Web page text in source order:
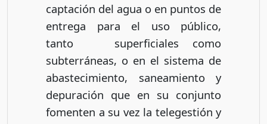
captación del agua o en puntos de
entrega para el uso público,
tanto superficiales como
subterráneas, o en el sistema de
abastecimiento, saneamiento y
depuración que en su conjunto
fomenten a su vez la telegestión y